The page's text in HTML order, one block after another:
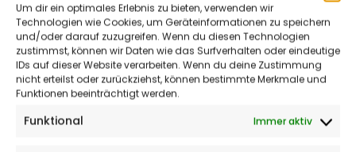
Um dir ein optimales Erlebnis zu bieten, verwenden wir
Technologien wie Cookies, um Geräteinformationen zu speichern
und/oder darauf zuzugreifen. Wenn du diesen Technologien
zustimmst, können wir Daten wie das Surfverhalten oder eindeutige
IDs auf dieser Website verarbeiten. Wenn du deine Zustimmung
nicht erteilst oder zurückziehst, können bestimmte Merkmale und
Funktionen beeinträchtigt werden.
Funktional Immer aktiv
3. AUGUST 2026
Anzeige